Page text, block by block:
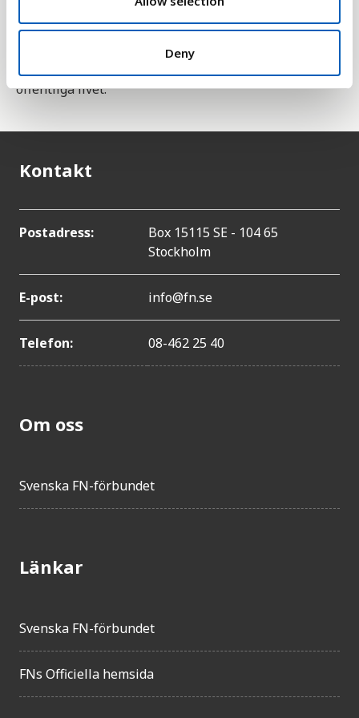
Deny
flickors ställning i samhället. Delmål 5.5 är att
"Tillförsäkra kvinnor fullt och faktiskt deltagande
och lika möjligheter till ledarskap på alla
beslutsnivåer i det politiska, ekonomiska och
offentliga livet."
Kontakt
Postadress:
Box 15115 SE - 104 65
Stockholm
E-post: info@fn.se
Telefon: 08-462 25 40
Om oss
Svenska FN-förbundet
Länkar
Svenska FN-förbundet
FNs Officiella hemsida